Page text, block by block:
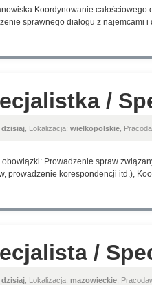
Koordynowanie
sprawnego dialogu z najemcami
/
dzisiaj , Lokalizacja: wielkopolskie ,
obowiązki: Prowadzenie spraw
prowadzenie korespondencji itd.),
/
dzisiaj , Lokalizacja: mazowieckie ,